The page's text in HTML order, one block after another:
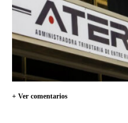
+ Ver comentarios